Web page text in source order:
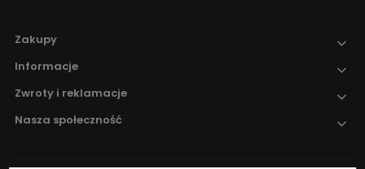
Zakupy
Informacje
Zwroty i reklamacje
Nasza społeczność